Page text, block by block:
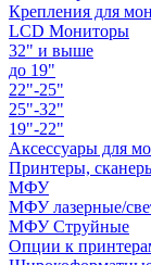
Крепления для
LCD Мониторы
32" и выше
до 19"
22"-25"
25"-32"
19"-22"
Аксессуары для
Принтеры,
МФУ
МФУ лазерные/
МФУ Струйные
Опции к